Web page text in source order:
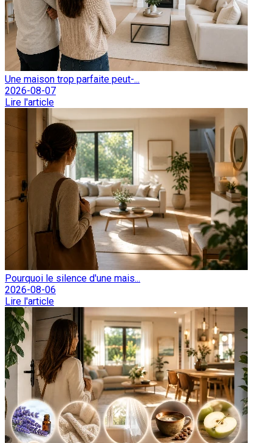
Une maison trop parfaite peut-...
2026-08-07
Lire l'article
Pourquoi le silence d'une mais...
2026-08-06
Lire l'article